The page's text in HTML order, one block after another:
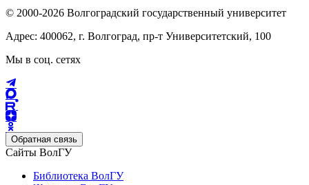
© 2000-2026 Волгоградский государственный университет
Адрес: 400062, г. Волгоград, пр-т Университетский, 100
Мы в соц. сетях
Обратная связь
Сайты ВолГУ
Библиотека ВолГУ